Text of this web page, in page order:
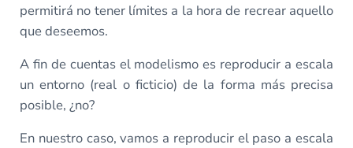
permitirá no tener límites a la hora de recrear aquello
que deseemos.
A fin de cuentas el modelismo es reproducir a escala
un entorno (real o ficticio) de la forma más precisa
posible, ¿no?
En nuestro caso, vamos a reproducir el paso a escala